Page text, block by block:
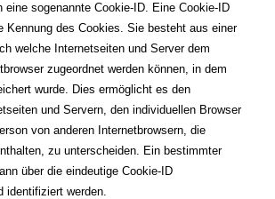
eine sogenannte Cookie-ID. Eine Cookie-ID
Kennung des Cookies. Sie besteht aus einer
welche Internetseiten und Server dem
zugeordnet werden können, in dem
wurde. Dies ermöglicht es den
und Servern, den individuellen Browser
von anderen Internetbrowsern, die
zu unterscheiden. Ein bestimmter
über die eindeutige Cookie-ID
identifiziert werden.